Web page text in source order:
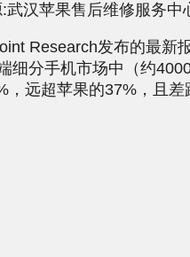
汉苹果售后维修服务中
Research发布的最新
细分手机市场中（约
，远超苹果的37%，且差